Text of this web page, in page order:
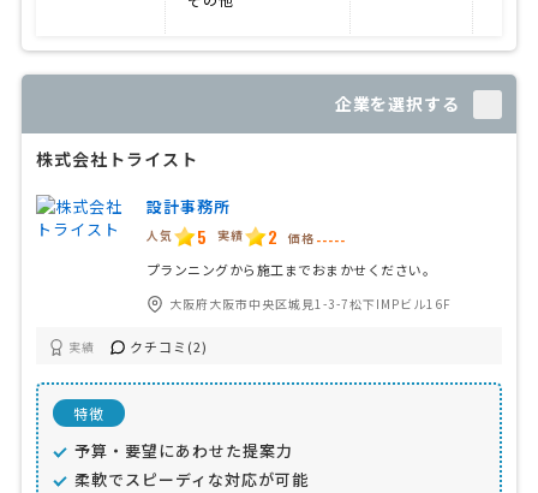
企業を選択する
株式会社トライスト
設計事務所
人気 5 実績 2 価格 -----
プランニングから施工までおまかせください。
大阪府大阪市中央区城見1-3-7松下IMPビル16F
実績 クチコミ(2)
特徴
予算・要望にあわせた提案力
柔軟でスピーディな対応が可能